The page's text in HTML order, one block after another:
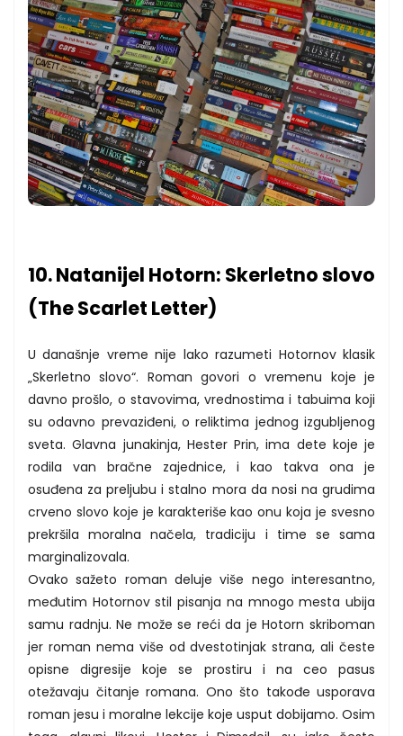
10. Natanijel Hotorn: Skerletno slovo
(The Scarlet Letter)
U današnje vreme nije lako razumeti Hotornov klasik
„Skerletno slovo“. Roman govori o vremenu koje je
davno prošlo, o stavovima, vrednostima i tabuima koji
su odavno prevaziđeni, o reliktima jednog izgubljenog
sveta. Glavna junakinja, Hester Prin, ima dete koje je
rodila van bračne zajednice, i kao takva ona je
osuđena za preljubu i stalno mora da nosi na grudima
crveno slovo koje je karakteriše kao onu koja je svesno
prekršila moralna načela, tradiciju i time se sama
marginalizovala.
Ovako sažeto roman deluje više nego interesantno,
međutim Hotornov stil pisanja na mnogo mesta ubija
samu radnju. Ne može se reći da je Hotorn skriboman
jer roman nema više od dvestotinjak strana, ali česte
opisne digresije koje se prostiru i na ceo pasus
otežavaju čitanje romana. Ono što takođe usporava
roman jesu i moralne lekcije koje usput dobijamo. Osim